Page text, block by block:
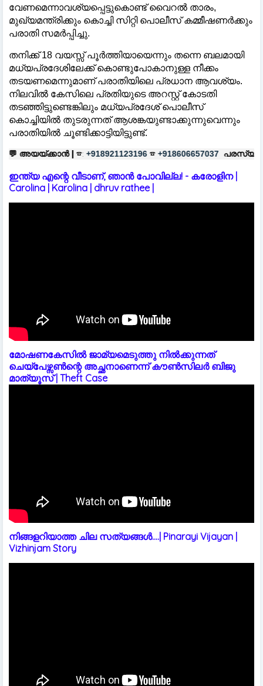
വേണമെന്നാവശ്യപ്പെട്ടുകൊണ്ട് വൈറൽ താരം,
മുഖ്യമന്ത്രിക്കും കൊച്ചി സിറ്റി പൊലീസ് കമ്മീഷണർക്കും
പരാതി സമർപ്പിച്ചു.
തനിക്ക് 18 വയസ്സ് പൂർത്തിയായെന്നും തന്നെ ബലമായി
മധ്യപ്രദേശിലേക്ക് കൊണ്ടുപോകാനുള്ള നീക്കം
തടയണമെന്നുമാണ് പരാതിയിലെ പ്രധാന ആവശ്യം.
നിലവിൽ കേസിലെ പ്രതിയുടെ അറസ്റ്റ് കോടതി
തടഞ്ഞിട്ടുണ്ടെങ്കിലും മധ്യപ്രദേശ് പൊലീസ്
കൊച്ചിയിൽ തുടരുന്നത് ആശങ്കയുണ്ടാക്കുന്നുവെന്നും
പരാതിയിൽ ചൂണ്ടിക്കാട്ടിയിട്ടുണ്ട്.
☎: +918921123196 ☎ +918606657037 പരസ്യങ്ങൾക്ക്| ☎:
ഇന്ത്യ എന്റെ വീടാണ്, ഞാൻ പോവില്ല! - കരോളിന |
Carolina | Karolina | dhruv rathee |
മോഷണകേസിൽ ജാമ്യമെടുത്തു നിൽക്കുന്നത്
ചെയ്പേഴ്സൺന്റെ അച്ഛനാണെന്ന് കൗൺസിലർ ബിജു
മാത്യൂസ് | Theft Case
നിങ്ങളറിയാത്ത ചില സത്യങ്ങൾ....| Pinarayi Vijayan |
Vizhinjam Story